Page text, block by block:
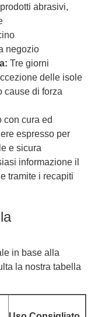
abrasivi,
negozio
Tre giorni
delle isole
cause di forza
con cura ed
espresso per
e sicura
informazione il
tramite i recapiti
in base alla
la nostra tabella